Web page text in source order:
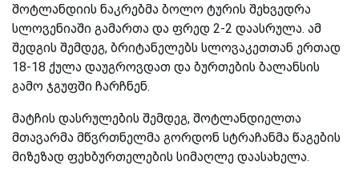
შოტლანდიის ნაკრებმა ბოლო ტურის შეხვედრა
სლოვენიაში გამართა და ფრედ 2-2 დაასრულა. ამ
შედგის შემდეგ, ბრიტანელებს სლოვაკეთთან ერთად
18-18 ქულა დაუგროვდათ და ბურთების ბალანსის
გამო ჯგუფში ჩარჩნენ.
მატჩის დასრულების შემდეგ, შოტლანდიელთა
მთავარმა მწვრთნელმა გორდონ სტრაჩანმა წაგების
მიზეზად ფეხბურთელების სიმაღლე დაასახელა.